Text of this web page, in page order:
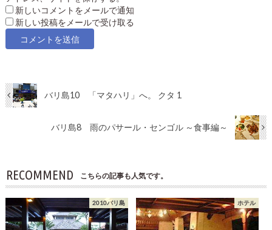
新しいコメントをメールで通知
新しい投稿をメールで受け取る
バリ島10 「マタハリ」へ。 クタ 1
バリ島8 雨のパサール・センゴル ～食事編～
RECOMMEND こちらの記事も人気です。
2010バリ島 ホテル